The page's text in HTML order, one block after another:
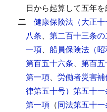
日から起算して五年
二 健康保険法（大正
八条、 第二百十三条の
一項、 船員保険法（昭
第百五十六条、 第百
第一項、 労働者災害
律第五十号）第五十一
第一項 （同法第五十一